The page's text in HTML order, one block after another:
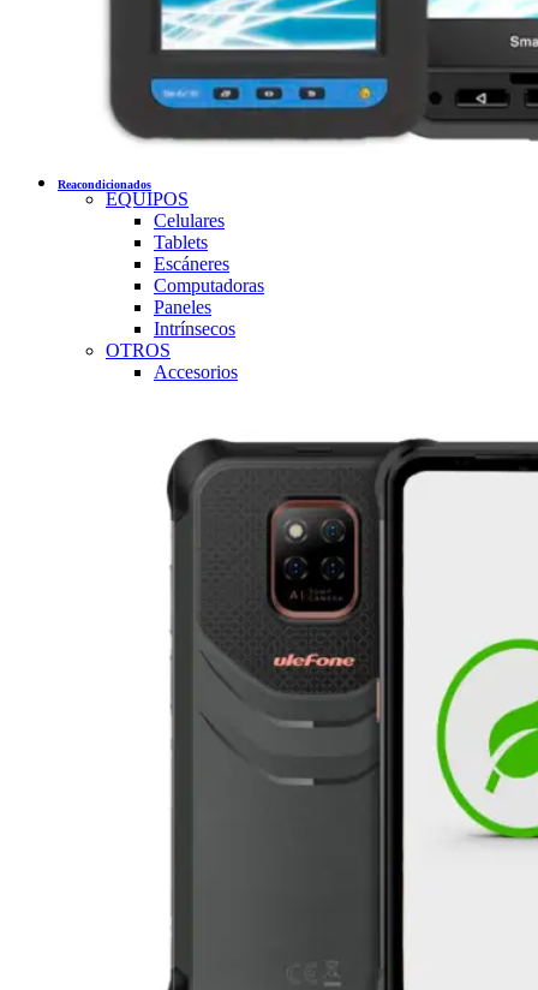
Reacondicionados
EQUIPOS
Celulares
Tablets
Escáneres
Computadoras
Paneles
Intrínsecos
OTROS
Accesorios